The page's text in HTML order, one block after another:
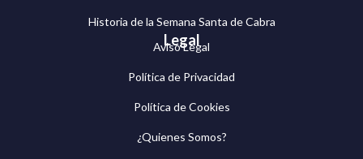
Historia de la Semana Santa de Cabra
Legal
Aviso Legal
Política de Privacidad
Política de Cookies
¿Quienes Somos?